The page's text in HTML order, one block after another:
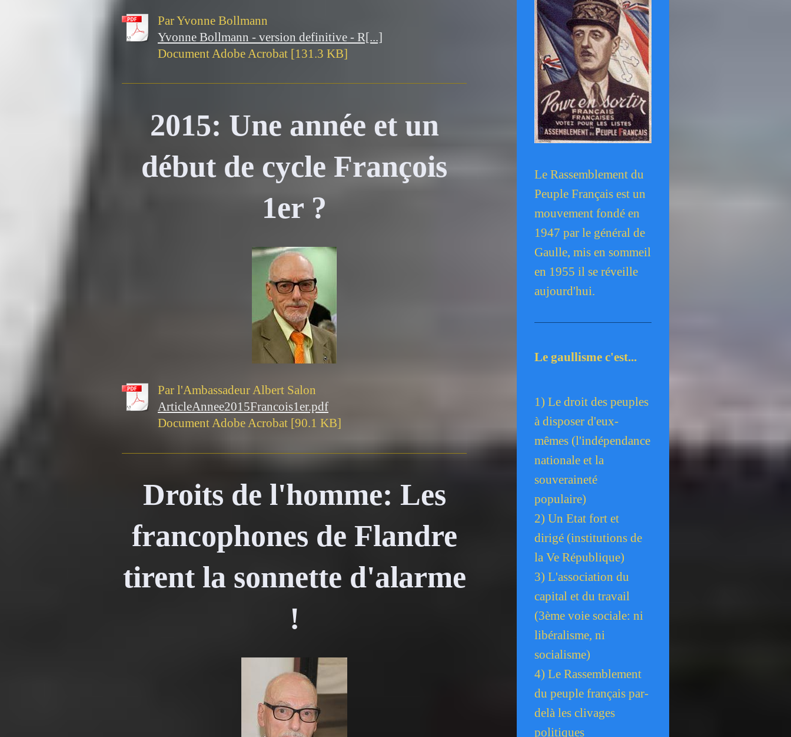
Par Yvonne Bollmann
Yvonne Bollmann - version definitive - R[...]
Document Adobe Acrobat [131.3 KB]
2015: Une année et un
début de cycle François
1er ?
Par l'Ambassadeur Albert Salon
ArticleAnnee2015Francois1er.pdf
Document Adobe Acrobat [90.1 KB]
Droits de l'homme: Les
francophones de Flandre
tirent la sonnette d'alarme
!
Le Rassemblement du
Peuple Français est un
mouvement fondé en
1947 par le général de
Gaulle, mis en sommeil
en 1955 il se réveille
aujourd'hui.
Le gaullisme c'est...
1) Le droit des peuples
à disposer d'eux-
mêmes (l'indépendance
nationale et la
souveraineté
populaire)
2) Un Etat fort et
dirigé (institutions de
la Ve République)
3) L'association du
capital et du travail
(3ème voie sociale: ni
libéralisme, ni
socialisme)
4) Le Rassemblement
du peuple français par-
delà les clivages
politiques